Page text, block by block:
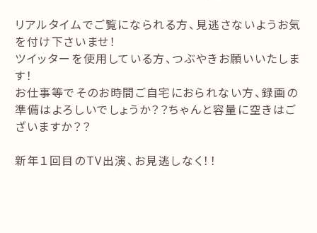
リアルタイムでご覧になられる方、見逃さないようお気
を付け下さいませ！
ツイッターを使用している方、つぶやきお願いいたしま
す！
お仕事等でそのお時間ご自宅におられない方、録画の
準備はよろしいでしょうか？？ちゃんと容量に空きはご
ざいますか？？
新年１回目のTV出演、お見逃しなく！！